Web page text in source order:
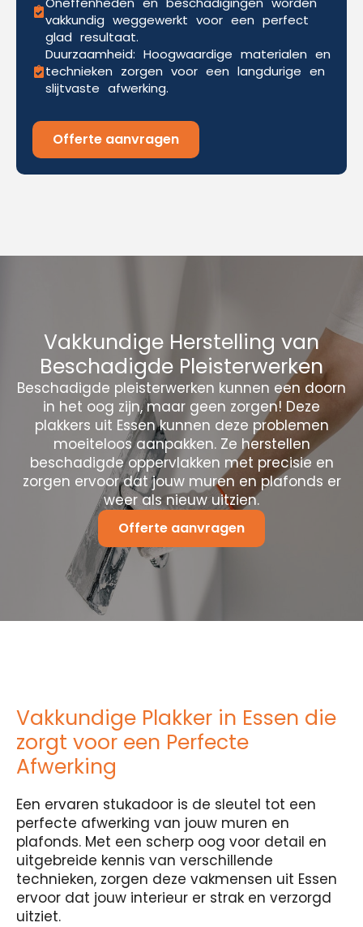
vakkundig weggewerkt voor een perfect
glad resultaat.
Duurzaamheid: Hoogwaardige materialen en
technieken zorgen voor een langdurige en
slijtvaste afwerking.
Offerte aanvragen
Vakkundige Herstelling van
Beschadigde Pleisterwerken
Beschadigde pleisterwerken kunnen een doorn
in het oog zijn, maar geen zorgen! Deze
plakkers uit Essen kunnen deze problemen
moeiteloos aanpakken. Ze herstellen
beschadigde oppervlakken met precisie en
zorgen ervoor dat jouw muren en plafonds er
weer als nieuw uitzien.
Offerte aanvragen
Vakkundige Plakker in Essen die
zorgt voor een Perfecte
Afwerking
Een ervaren stukadoor is de sleutel tot een
perfecte afwerking van jouw muren en
plafonds. Met een scherp oog voor detail en
uitgebreide kennis van verschillende
technieken, zorgen deze vakmensen uit Essen
ervoor dat jouw interieur er strak en verzorgd
uitziet.